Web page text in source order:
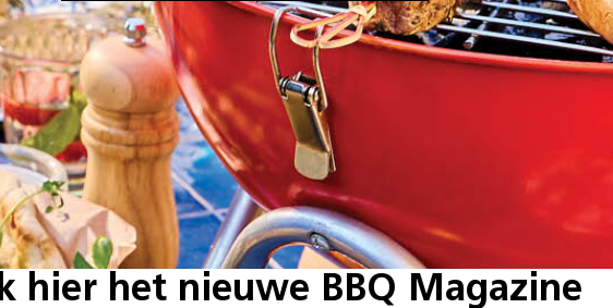
hier het nieuwe BBQ Magazine